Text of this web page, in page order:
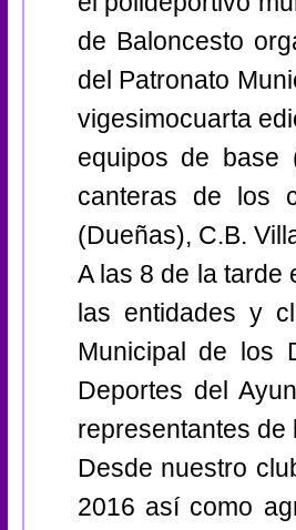
de Baloncesto
del Patronato
vigesimocuarta
equipos de base
canteras de los
(Dueñas), C.B.
A las 8 de la tarde
las entidades y
Municipal de los
Deportes del
representantes de
Desde nuestro
2016 así como